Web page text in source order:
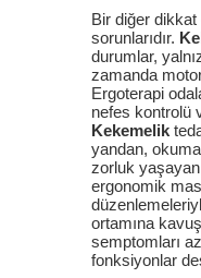
Bir diğer dikkat
sorunlarıdır.
durumlar,
zamanda
Ergoterapi
nefes kontrolü
Kekemelik
yandan,
zorluk yaşayan
ergonomik
ortamına
semptomları
fonksiyonlar